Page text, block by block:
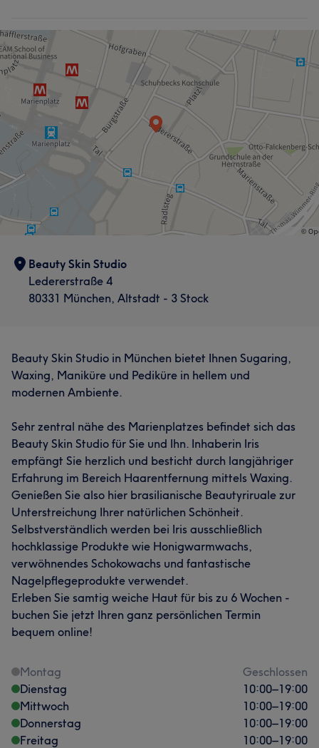
Beauty Skin Studio
Ledererstraße 4
80331 München, Altstadt - 3 Stock
Beauty Skin Studio in München bietet Ihnen Sugaring,
Waxing, Maniküre und Pediküre in hellem und
modernen Ambiente.
Sehr zentral nähe des Marienplatzes befindet sich das
Beauty Skin Studio für Sie und Ihn. Inhaberin Iris
empfängt Sie herzlich und besticht durch langjähriger
Erfahrung im Bereich Haarentfernung mittels Waxing.
Genießen Sie also hier brasilianische Beautyriruale zur
Unterstreichung Ihrer natürlichen Schönheit.
Selbstverständlich werden bei Iris ausschließlich
hochklassige Produkte wie Honigwarmwachs,
verwöhnendes Schokowachs und fantastische
Nagelpflegeprodukte verwendet.
Erleben Sie samtig weiche Haut für bis zu 6 Wochen -
buchen Sie jetzt Ihren ganz persönlichen Termin
bequem online!
Montag
Geschlossen
Dienstag
10:00–19:00
Mittwoch
10:00–19:00
Donnerstag
10:00–19:00
Freitag
10:00–19:00